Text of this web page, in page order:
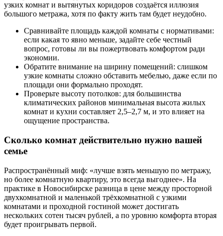
узких комнат и вытянутых коридоров создаётся иллюзия
большого метража, хотя по факту жить там будет неудобно.
Сравнивайте площадь каждой комнаты с нормативами:
если какая то явно меньше, задайте себе честный
вопрос, готовы ли вы пожертвовать комфортом ради
экономии.
Обратите внимание на ширину помещений: слишком
узкие комнаты сложно обставить мебелью, даже если по
площади они формально проходят.
Проверьте высоту потолков: для большинства
климатических районов минимальная высота жилых
комнат и кухни составляет 2,5–2,7 м, и это влияет на
ощущение пространства.
Сколько комнат действительно нужно вашей
семье
Распространённый миф: «лучше взять меньшую по метражу,
но более комнатную квартиру, это всегда выгоднее». На
практике в Новосибирске разница в цене между просторной
двухкомнатной и маленькой трёхкомнатной с узкими
комнатами и проходной гостиной может достигать
нескольких сотен тысяч рублей, а по уровню комфорта вторая
будет проигрывать первой.